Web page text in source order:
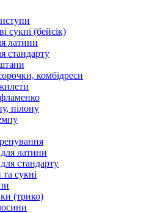
сукні (бейсік)
латини
стандарту
комбідреси
пілону
латини
стандарту
сукні
(трико)